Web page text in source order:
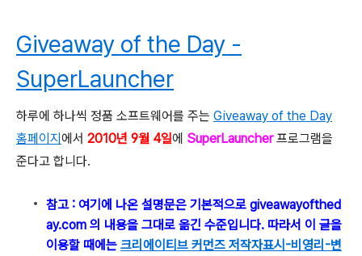
Giveaway of the Day -
SuperLauncher
하루에 하나씩 정품 소프트웨어를 주는 Giveaway of the Day
홈페이지에서 2010년 9월 4일에 SuperLauncher프로그램을
준다고 합니다.
참고 : 여기에 나온 설명문은 기본적으로 giveawayofthed
ay.com 의 내용을 그대로 옮긴 수준입니다. 따라서 이 글을
이용할 때에는 크리에이티브 커먼즈 저작자표시-비영리-변